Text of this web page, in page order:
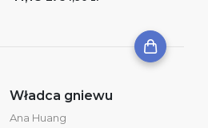
Władca gniewu
Ana Huang